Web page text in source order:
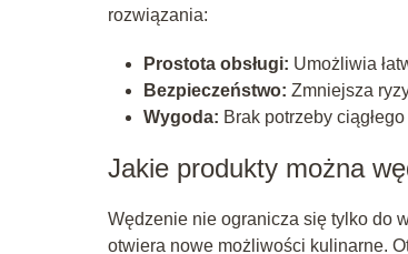
rozwiązania:
Prostota obsługi: Umożliwia
Bezpieczeństwo: Zmniejsza
Wygoda: Brak potrzeby
Jakie produkty można
Wędzenie nie ogranicza się tylko do
otwiera nowe możliwości kulinarne.